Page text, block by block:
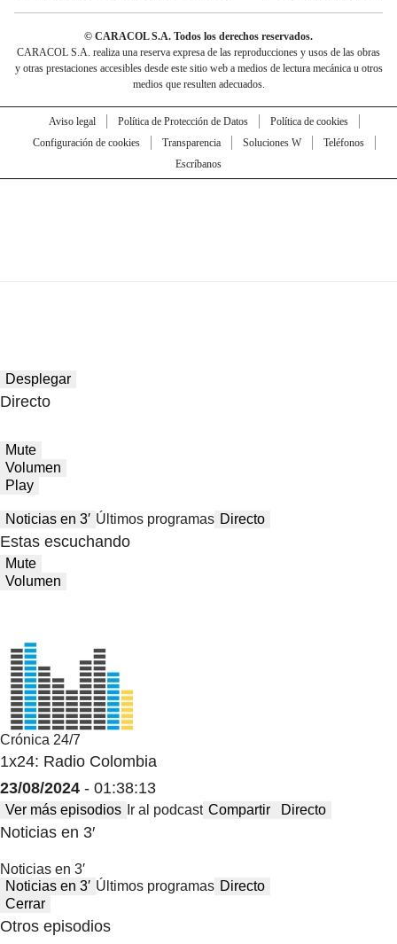
© CARACOL S.A. Todos los derechos reservados.
CARACOL S.A. realiza una reserva expresa de las reproducciones y usos de las obras
y otras prestaciones accesibles desde este sitio web a medios de lectura mecánica u otros
medios que resulten adecuados.
Aviso legal Política de Protección de Datos
Política de cookies
Configuración de cookies
Transparencia Soluciones W
Teléfonos
Escríbanos
Desplegar
Directo
Mute
Volumen
Play
Noticias en 3′ Últimos programas Directo
Estas escuchando
Mute
Volumen
Crónica 24/7
1x24: Radio Colombia
23/08/2024 - 01:38:13
Ver más episodios Ir al podcast Compartir Directo
Noticias en 3′
Noticias en 3′
Noticias en 3′ Últimos programas Directo
Cerrar
Otros episodios